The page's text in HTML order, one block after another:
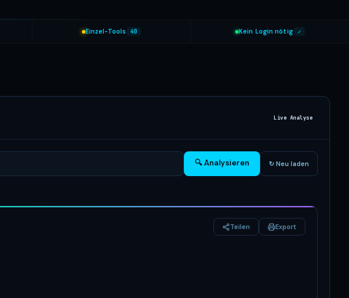
Einzel-Tools 40 Kein Login nötig ✓
Live Analyse
🔍 Analysieren ↻ Neu laden
Teilen Export